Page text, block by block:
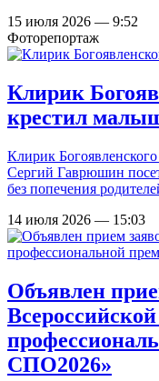
15 июля 2026 — 9:52
Фоторепортаж
Клирик
крестил
Клирик
Сергий Гаврюшин
без попечения
14 июля 2026 — 15:03
Объявлен
СПО2026»